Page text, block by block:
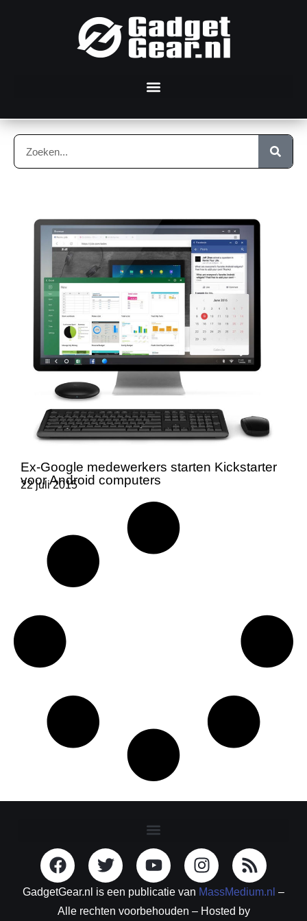
Ex-Google medewerkers starten Kickstarter
voor Android computers
22 juli 2015
GadgetGear.nl is een publicatie van MassMedium.nl –
Alle rechten voorbehouden – Hosted by